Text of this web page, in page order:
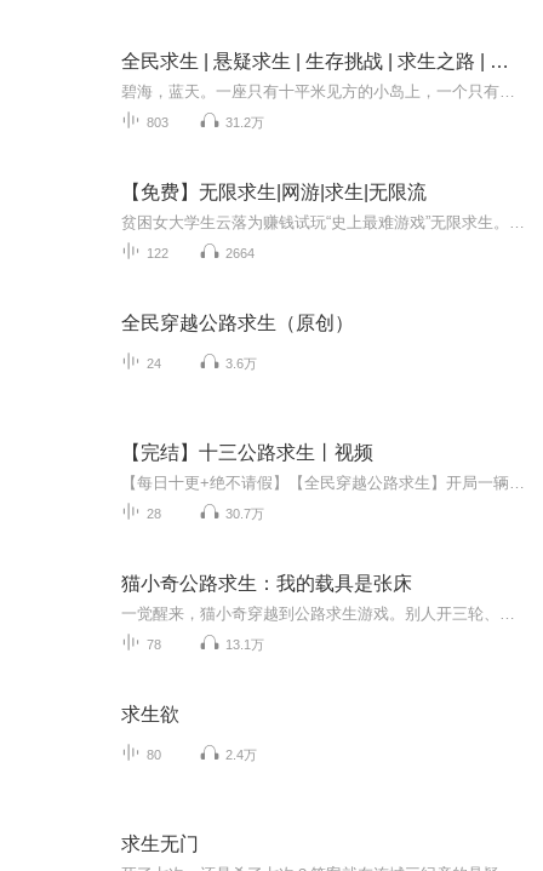
全民求生 | 悬疑求生 | 生存挑战 | 求生之路 | 男频爽文
803 31.2万
【免费】无限求生|网游|求生|无限流
122 2664
全民穿越公路求生（原创）
24 3.6万
【完结】十三公路求生丨视频
28 30.7万
猫小奇公路求生：我的载具是张床
78 13.1万
求生欲
80 2.4万
求生无门